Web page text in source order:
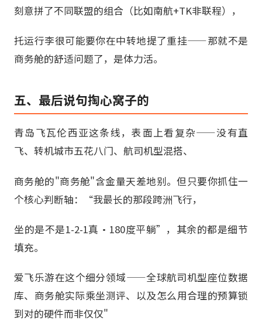
刻意拼了不同联盟的组合（比如南航+TK非联程），
托运行李很可能要你在中转地提了重挂——那就不是
商务舱的舒适问题了，是体力活。
五、最后说句掏心窝子的
青岛飞瓦伦西亚这条线，表面上看复杂——没有直
飞、转机城市五花八门、航司机型混搭、
商务舱的"商务舱"含金量天差地别。但只要你抓住一
个核心判断轴：“我最长的那段跨洲飞行，
坐的是不是1-2-1真·180度平躺”，其余的都是细节
填充。
爱飞乐游在这个细分领域——全球航司机型座位数据
库、商务舱实际乘坐测评、以及怎么用合理的预算锁
到对的硬件而非仅仅"